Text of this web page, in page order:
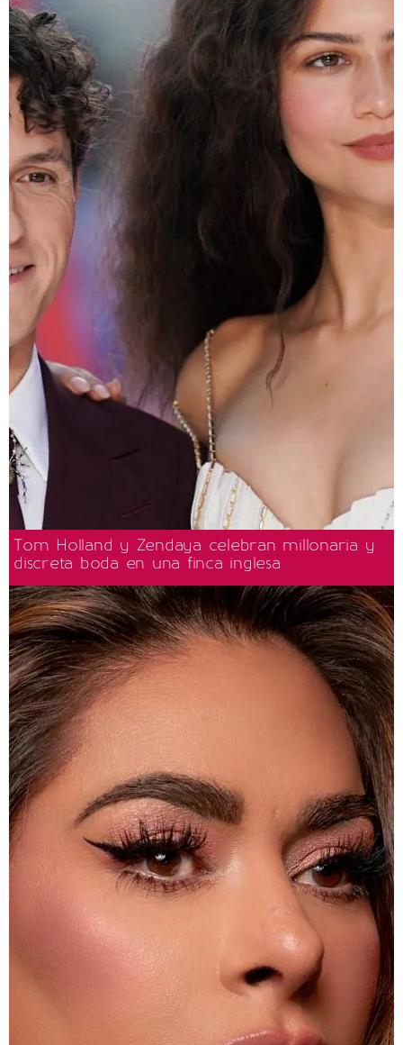
Tom Holland y Zendaya celebran millonaria y
discreta boda en una finca inglesa